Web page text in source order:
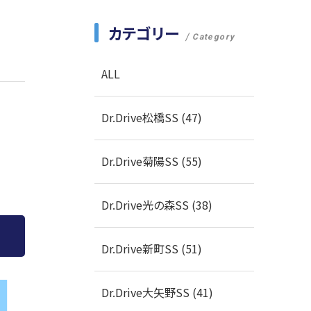
カテゴリー Category
ALL
Dr.Drive松橋SS (47)
Dr.Drive菊陽SS (55)
Dr.Drive光の森SS (38)
Dr.Drive新町SS (51)
Dr.Drive大矢野SS (41)